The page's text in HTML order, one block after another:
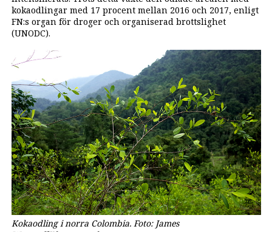
kokaodlingar med 17 procent mellan 2016 och 2017, enligt
FN:s organ för droger och organiserad brottslighet
(UNODC).
Kokaodling i norra Colombia. Foto: James